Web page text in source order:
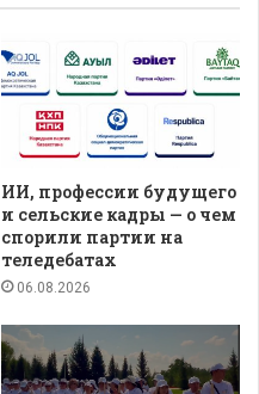
ИИ, профессии будущего
и сельские кадры — о чем
спорили партии на
теледебатах
06.08.2026